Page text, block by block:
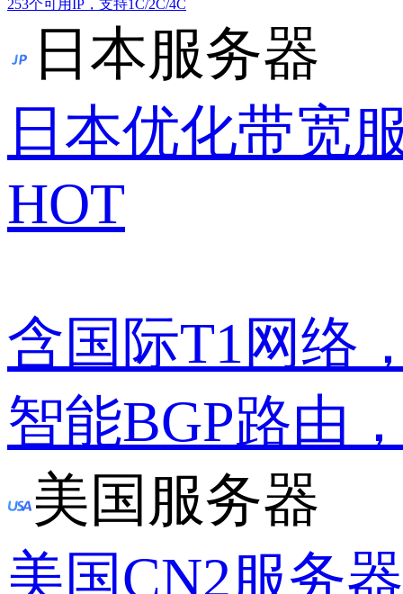
253个可用IP，支持1C/2C/4C
日本服务器
日本优化带宽
HOT
含国际T1网络
智能BGP路由
美国服务器
美国CN2服务器